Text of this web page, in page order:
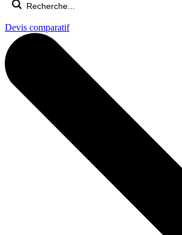
Devis comparatif